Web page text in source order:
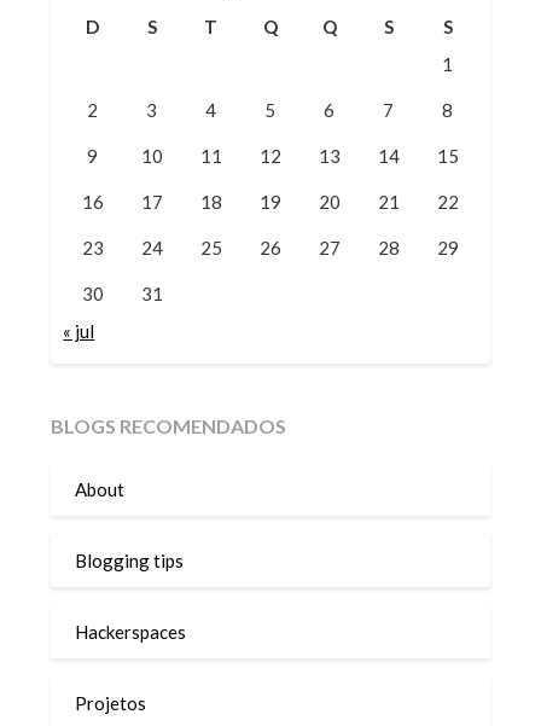
D S T Q Q S
S
1
2 3 4 5 6 7 8
9 10 11 12 13 14 15
16 17 18 19 20 21 22
23 24 25 26 27 28 29
30
31
« jul
BLOGS RECOMENDADOS
About
Blogging tips
Hackerspaces
Projetos